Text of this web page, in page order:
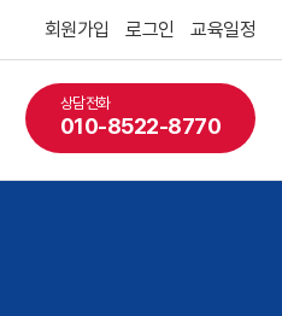
회원가입 로그인 교육일정
상담전화
010-8522-8770